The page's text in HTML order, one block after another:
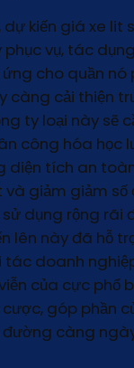
kiến giá xe lit
phục vụ, tác
cho quần nó
càng cải thiện
ty loại này sẽ
công hóa học
diện tích an
và giảm giảm số
dụng rộng rãi
lên này đã hỗ
tác doanh
của cực phổ
góp phần
càng